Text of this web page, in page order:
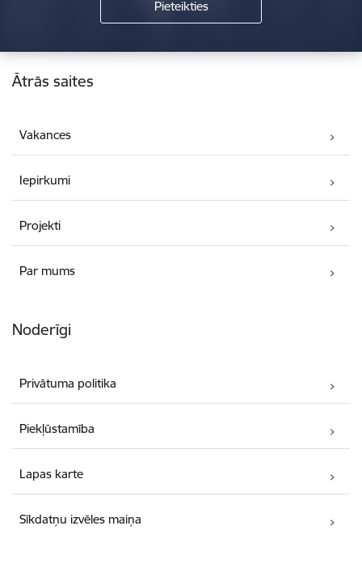
Kājene
Ātrās saites
Vakances
Iepirkumi
Projekti
Par mums
Noderīgi
Privātuma politika
Piekļūstamība
Lapas karte
Sīkdatņu izvēles maiņa